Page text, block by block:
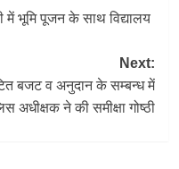
में भूमि पूजन के साथ विद्यालय
Next:
बजट व अनुदान के सम्बन्ध में
अधीक्षक ने की समीक्षा गोष्ठी